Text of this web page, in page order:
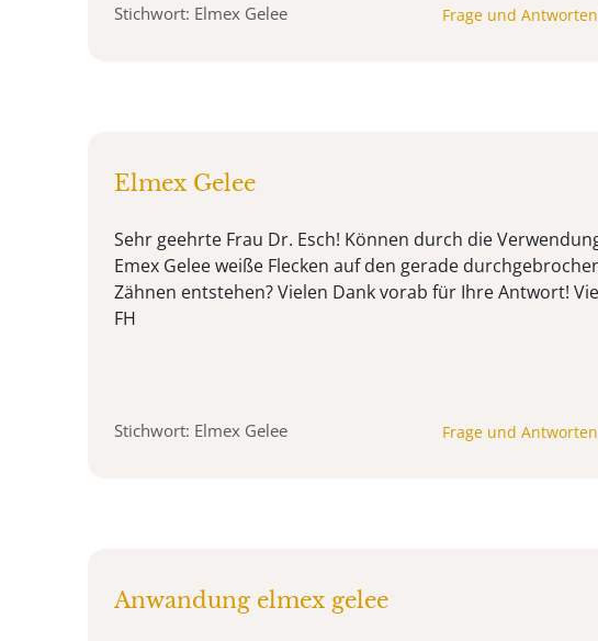
Stichwort: Elmex Gelee Frage und
Elmex Gelee
Sehr geehrte Frau Dr. Esch! Können durch die
Emex Gelee weiße Flecken auf den gerade
Zähnen entstehen? Vielen Dank vorab für Ihre Antwort!
FH
Stichwort: Elmex Gelee Frage und
Anwandung elmex gelee